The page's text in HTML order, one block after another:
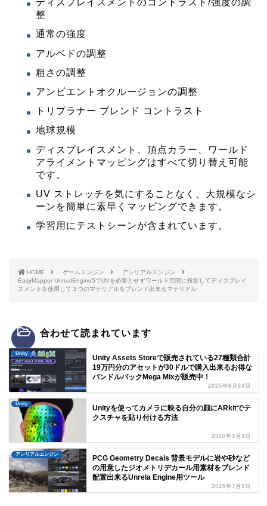
ディスプレイスメントのコントラスト/強度の調
整
通常の強度
アルベドの調整
粗さの調整
アンビエントオクルージョンの調整
トリプラナー ブレンド コントラスト
地球規模
ディスプレイスメント、頂点カラー、ワールド
アライメントマッピングはすべて切り替え可能
です。
UV ストレッチを気にすることなく、大規模なシ
ーンを簡単に素早くマッピングできます。
学習用にテストシーンが含まれています。
HOME ゲームエンジン
アンリアルエンジン
EasyMapper UnrealEngine5でUVを必要とせずワールド空間に投影してディスプレイ
スメントを使用して３つのマテリアルをブレンド出来るマテリアル
合わせて読まれています
Unity
Unity Assets Storeで販売されている27種類合計
19万円分のアセットが30ドルで購入出来るお得な
バンドルパックMega Mixが販売中！
2025年6月24日
Unity
Unityを使ってカメラに映る自分の顔にARkitでテ
クスチャを貼り付ける方法
2020年3月3日
アンリアルエンジン
PCG Geometry Decals 背景モデルに岩や砂など
の用意したジオメトリデカール用素材をブレンド
配置出来るUnrela Engine用ツール
2025年7月5日